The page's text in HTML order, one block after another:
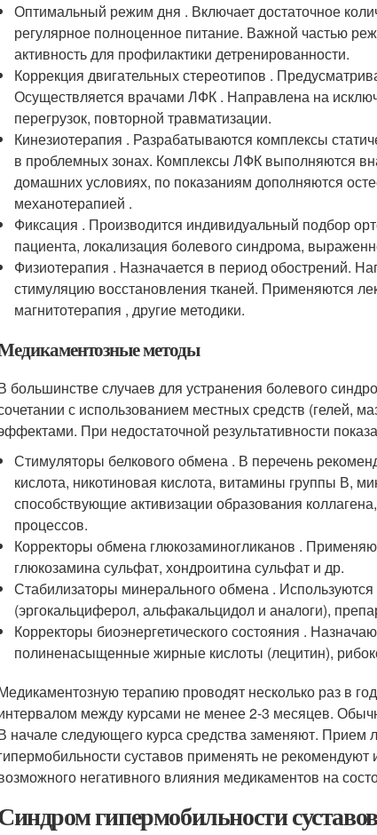
Оптимальный режим дня . Включает достаточное
регулярное полноценное питание. Важной частью
активность для профилактики детренированности.
Коррекция двигательных стереотипов .
Осуществляется врачами ЛФК . Направлена на
перегрузок, повторной травматизации.
Кинезиотерапия . Разрабатываются комплексы
в проблемных зонах. Комплексы ЛФК выполняются
домашних условиях, по показаниям дополняются
механотерапией .
Фиксация . Производится индивидуальный подбор
пациента, локализация болевого синдрома,
Физиотерапия . Назначается в период обострений.
стимуляцию восстановления тканей. Применяются
магнитотерапия , другие методики.
методы
большинстве случаев для устранения болевого
с использованием местных средств (гелей,
При недостаточной результативности
Стимуляторы белкового обмена . В перечень
кислота, никотиновая кислота, витамины группы В,
способствующие активизации образования
процессов.
Корректоры обмена глюкозаминогликанов .
глюкозамина сульфат, хондроитина сульфат и др.
Стабилизаторы минерального обмена .
(эргокальциферол, альфакальцидол и аналоги),
Корректоры биоэнергетического состояния .
полиненасыщенные жирные кислоты (лецитин),
терапию проводят несколько раз в
между курсами не менее 2-3 месяцев.
начале следующего курса средства заменяют.
суставов применять не
негативного влияния медикаментов на
гипермобильности